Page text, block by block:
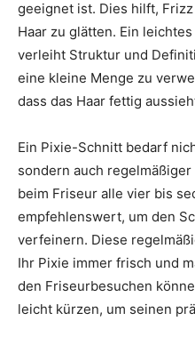
geeignet ist. Dies hilft,
Haar zu glätten. Ein
verleiht Struktur und
eine kleine Menge zu
dass das Haar fettig
Ein Pixie-Schnitt bedarf
sondern auch
beim Friseur alle vier bis
empfehlenswert, um den
verfeinern. Diese
Ihr Pixie immer frisch und
den Friseurbesuchen
leicht kürzen, um seinen